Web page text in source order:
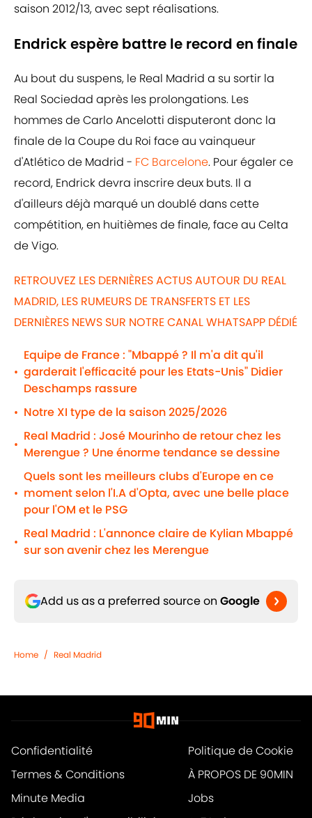
saison 2012/13, avec sept réalisations.
Endrick espère battre le record en finale
Au bout du suspens, le Real Madrid a su sortir la
Real Sociedad après les prolongations. Les
hommes de Carlo Ancelotti disputeront donc la
finale de la Coupe du Roi face au vainqueur
d'Atlético de Madrid - FC Barcelone. Pour égaler ce
record, Endrick devra inscrire deux buts. Il a
d'ailleurs déjà marqué un doublé dans cette
compétition, en huitièmes de finale, face au Celta
de Vigo.
RETROUVEZ LES DERNIÈRES ACTUS AUTOUR DU REAL
MADRID, LES RUMEURS DE TRANSFERTS ET LES
DERNIÈRES NEWS SUR NOTRE CANAL WHATSAPP DÉDIÉ
•
Equipe de France : "Mbappé ? Il m'a dit qu'il
garderait l'efficacité pour les Etats-Unis" Didier
Deschamps rassure
• Notre XI type de la saison 2025/2026
•
Real Madrid : José Mourinho de retour chez les
Merengue ? Une énorme tendance se dessine
•
Quels sont les meilleurs clubs d'Europe en ce
moment selon l'I.A d'Opta, avec une belle place
pour l'OM et le PSG
•
Real Madrid : L'annonce claire de Kylian Mbappé
sur son avenir chez les Merengue
Add us as a preferred source on Google
Home / Real Madrid
Confidentialité
Politique de Cookie
Termes & Conditions
À PROPOS DE 90MIN
Minute Media
Jobs